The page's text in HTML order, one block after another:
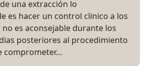
una extracción lo
es hacer un control clinico a los
es aconsejable durante los
posteriores al procedimiento
comprometer…